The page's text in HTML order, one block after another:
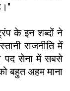
के इन शब्दों ने
राजनीति में
पद सेना में सबसे
बहुत अहम माना